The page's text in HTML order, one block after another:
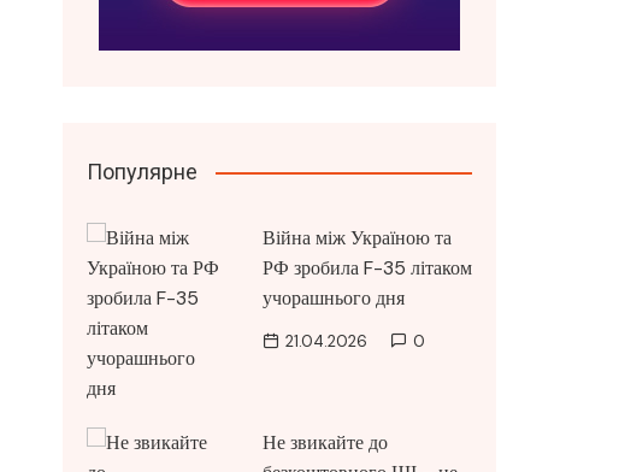
Популярне
Війна між Україною та
РФ зробила F-35 літаком
учорашнього дня
21.04.2026 0
Не звикайте до